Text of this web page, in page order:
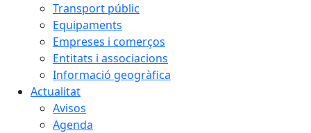
Transport públic
Equipaments
Empreses i comerços
Entitats i associacions
Informació geogràfica
Actualitat
Avisos
Agenda